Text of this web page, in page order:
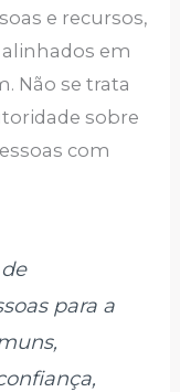
e recursos,
em
Não se trata
sobre
com
para a